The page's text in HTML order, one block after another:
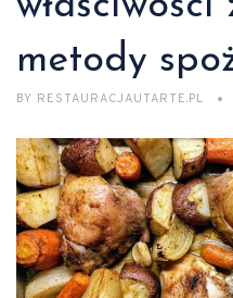
metody
BY RESTAURACJAUTARTE.PL